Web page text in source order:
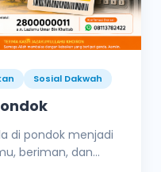
Sosial Dakwah
di pondok menjadi
beriman, dan...